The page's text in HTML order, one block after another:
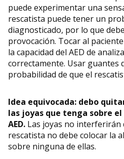
puede experimentar una
rescatista puede tener un
diagnosticado, por lo que
provocación. Tocar al
la capacidad del AED de
correctamente. Usar guantes
probabilidad de que el
Idea equivocada: debo
las joyas que tenga sobre
AED. Las joyas no interferirán
rescatista no debe colocar la
sobre ninguna de ellas.